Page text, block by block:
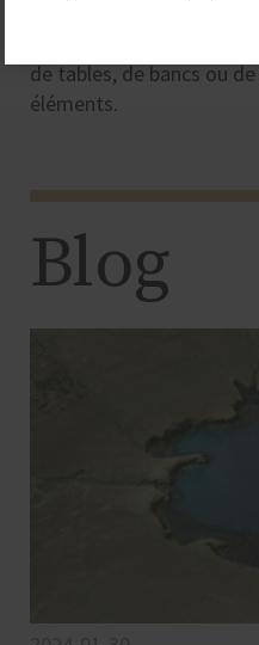
de tables, de bancs ou
éléments.
Blog